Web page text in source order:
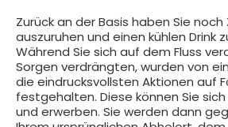
Zurück an der Basis haben Sie
auszuruhen und einen kühlen Drink
Während Sie sich auf dem Fluss
Sorgen verdrängten, wurden von
die eindrucksvollsten Aktionen auf
festgehalten. Diese können Sie
und erwerben. Sie werden dann